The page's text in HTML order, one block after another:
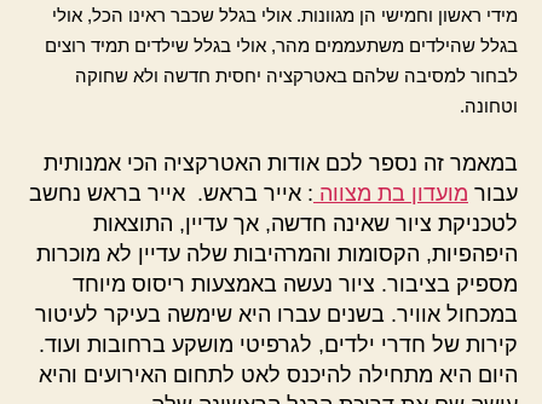
מידי ראשון וחמישי הן מגוונות. אולי בגלל שכבר ראינו הכל, אולי
בגלל שהילדים משתעממים מהר, אולי בגלל שילדים תמיד רוצים
לבחור למסיבה שלהם באטרקציה יחסית חדשה ולא שחוקה
וטחונה.
במאמר זה נספר לכם אודות האטרקציה הכי אמנותית
עבור מועדון בת מצווה : אייר בראש. אייר בראש נחשב
לטכניקת ציור שאינה חדשה, אך עדיין, התוצאות
היפהפיות, הקסומות והמרהיבות שלה עדיין לא מוכרות
מספיק בציבור. ציור נעשה באמצעות ריסוס מיוחד
במכחול אוויר. בשנים עברו היא שימשה בעיקר לעיטור
קירות של חדרי ילדים, לגרפיטי מושקע ברחובות ועוד.
היום היא מתחילה להיכנס לאט לתחום האירועים והיא